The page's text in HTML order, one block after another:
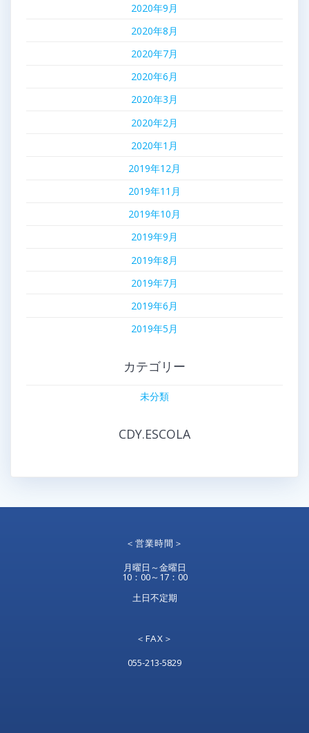
2020年9月
2020年8月
2020年7月
2020年6月
2020年3月
2020年2月
2020年1月
2019年12月
2019年11月
2019年10月
2019年9月
2019年8月
2019年7月
2019年6月
2019年5月
カテゴリー
未分類
CDY.ESCOLA
＜営業時間＞
月曜日～金曜日
10：00～17：00
土日不定期
＜FAX＞
055-213-5829